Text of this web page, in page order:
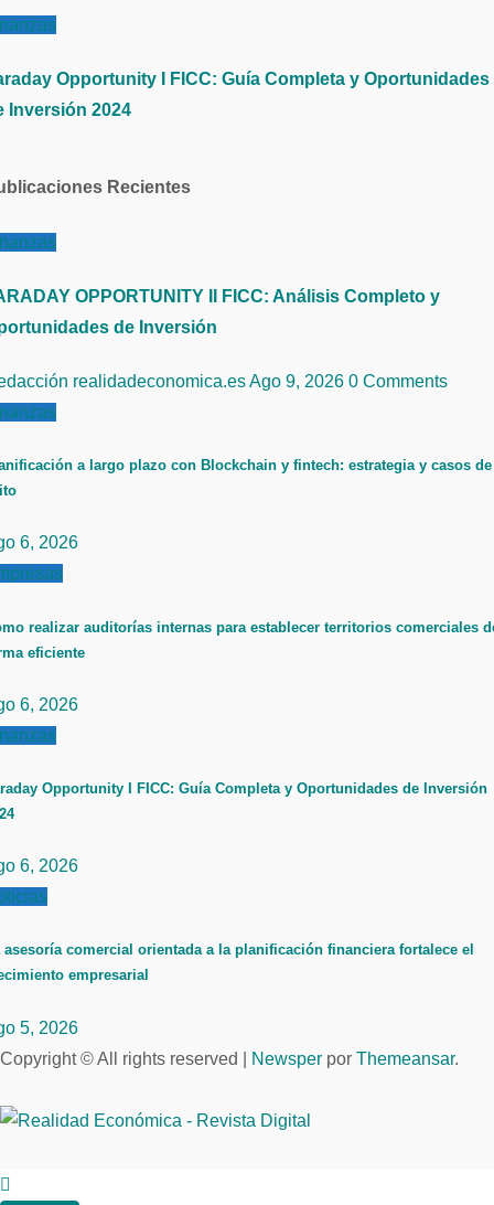
Opportunity I FICC: Guía Completa y Oportunidades
Inversión 2024
Recientes
OPPORTUNITY II FICC: Análisis Completo y
de Inversión
realidadeconomica.esAgo 9, 2026 0 Comments
a largo plazo con Blockchain y fintech: estrategia y casos de
6, 2026
realizar auditorías internas para establecer territorios comerciales
eficiente
6, 2026
Opportunity I FICC: Guía Completa y Oportunidades de Inversión
6, 2026
asesoría comercial orientada a la planificación financiera fortalece el
empresarial
5, 2026
Copyright © All rights reserved
Newsper por Themeansar.